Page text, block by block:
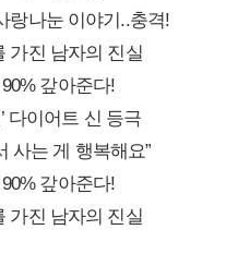
랑나눈 이야기..충격!
가진 남자의 진실
갚아준다!
다이어트 신 등극
사는 게 행복해요”
갚아준다!
가진 남자의 진실